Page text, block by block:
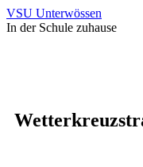
VSU Unterwössen
In der Schule zuhause